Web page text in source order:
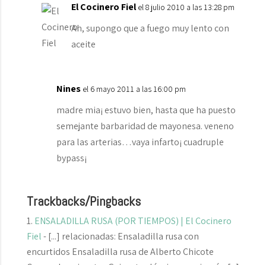
El Cocinero Fiel el 8 julio 2010 a las 13:28 pm
Ah, supongo que a fuego muy lento con
aceite
Nines el 6 mayo 2011 a las 16:00 pm
madre mia¡ estuvo bien, hasta que ha puesto
semejante barbaridad de mayonesa. veneno
para las arterias…vaya infarto¡ cuadruple
bypass¡
Trackbacks/Pingbacks
ENSALADILLA RUSA (POR TIEMPOS) | El Cocinero
Fiel- [...] relacionadas: Ensaladilla rusa con
encurtidos Ensaladilla rusa de Alberto Chicote